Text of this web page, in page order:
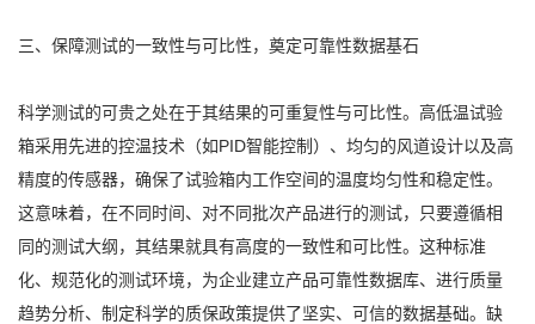
三、保障测试的一致性与可比性，奠定可靠性数据基石
科学测试的可贵之处在于其结果的可重复性与可比性。高低温试验
箱采用先进的控温技术（如PID智能控制）、均匀的风道设计以及高
精度的传感器，确保了试验箱内工作空间的温度均匀性和稳定性。
这意味着，在不同时间、对不同批次产品进行的测试，只要遵循相
同的测试大纲，其结果就具有高度的一致性和可比性。这种标准
化、规范化的测试环境，为企业建立产品可靠性数据库、进行质量
趋势分析、制定科学的质保政策提供了坚实、可信的数据基础。缺